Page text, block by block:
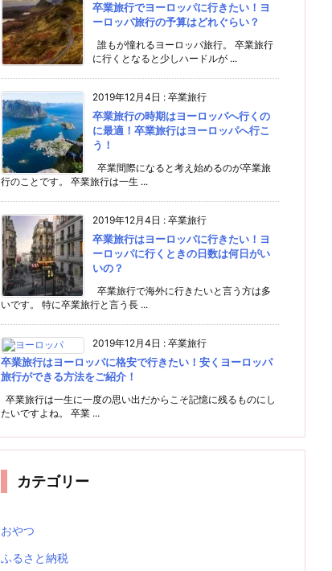
卒業旅行でヨーロッパに行きたい！ヨ
ーロッパ旅行の予算はどれぐらい？
誰もが憧れるヨーロッパ旅行。 卒業旅行
に行くとなると少しハードルが ...
2019年12月4日 : 卒業旅行
卒業旅行の時期はヨーロッパへ行くの
に最適！卒業旅行はヨーロッパへ行こ
う！
卒業間際になると考え始めるのが卒業旅
行のことです。 卒業旅行は一生 ...
2019年12月4日 : 卒業旅行
卒業旅行はヨーロッパに行きたい！ヨ
ーロッパに行くときの日数は何日がい
いの？
卒業旅行で海外に行きたいと言う方は多
いです。 特に卒業旅行と言う長 ...
2019年12月4日 : 卒業旅行
卒業旅行はヨーロッパに格安で行きたい！安くヨーロッパ
旅行ができる方法をご紹介！
卒業旅行は一生に一度の思い出だからこそ記憶に残るものにし
たいですよね。 卒業 ...
カテゴリー
おやつ
ふるさと納税